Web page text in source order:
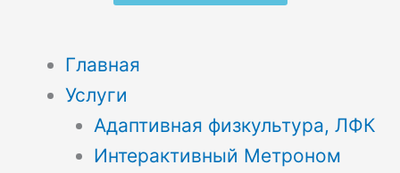
Главная
Услуги
Адаптивная физкультура, ЛФК
Интерактивный Метроном